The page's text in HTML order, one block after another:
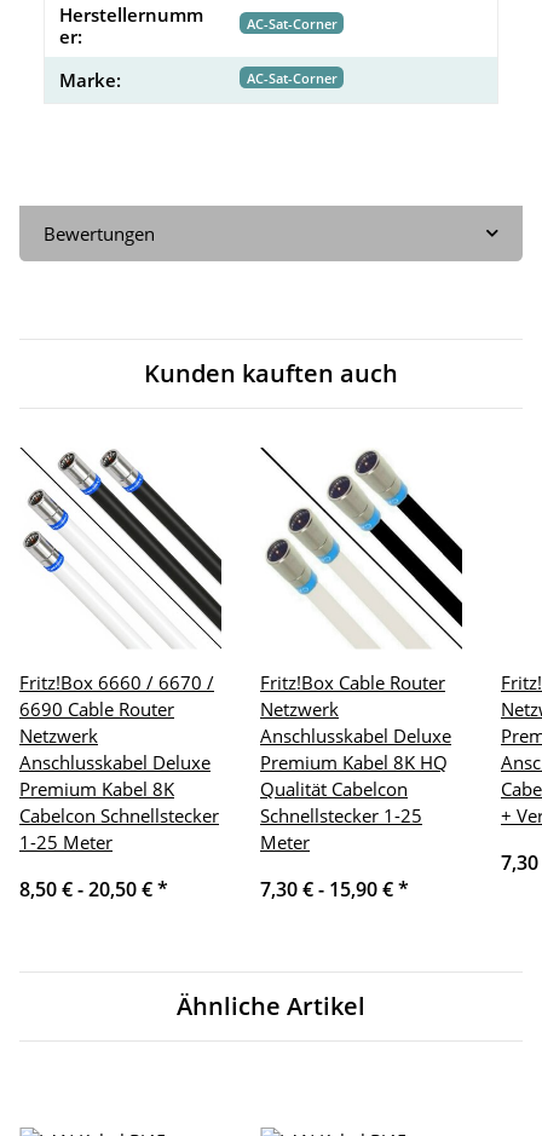
Herstellernumm
er:
AC-Sat-Corner
Marke: AC-Sat-Corner
Bewertungen
Kunden kauften auch
Fritz!Box 6660 / 6670 /
6690 Cable Router
Netzwerk
Anschlusskabel Deluxe
Premium Kabel 8K
Cabelcon Schnellstecker
1-25 Meter
8,50 € -20,50 €*
Fritz!Box Cable Router
Netzwerk
Anschlusskabel Deluxe
Premium Kabel 8K HQ
Qualität Cabelcon
Schnellstecker 1-25
Meter
7,30 € - 15,90 €*
+
Ähnliche Artikel